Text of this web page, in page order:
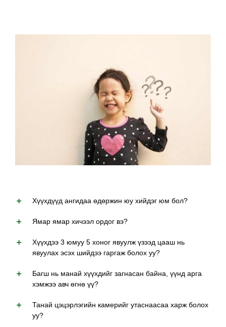
Хүүхдүүд ангидаа өдөржин юу хийдэг юм бол?
Ямар ямар хичээл ордог вэ?
Хүүхдээ 3 юмуу 5 хоног явуулж үзээд цааш нь
явуулах эсэх шийдээ гаргаж болох уу?
Багш нь манай хүүхдийг загнасан байна, үүнд арга
хэмжээ авч өгнө үү?
Танай цэцэрлэгийн камерийг утаснаасаа харж болох
уу?